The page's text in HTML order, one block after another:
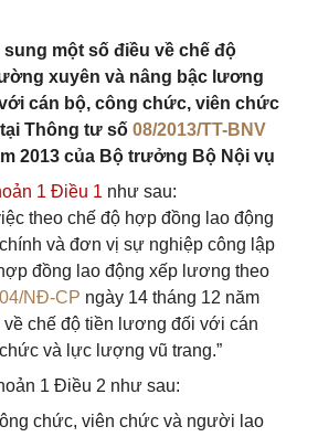
một số điều về chế độ
xuyên và nâng bậc lương
cán bộ, công chức, viên chức
Thông tư số 08/2013/TT-BNV
2013 của Bộ trưởng Bộ Nội vụ
1 Điều 1 như sau:
theo chế độ hợp đồng lao động
và đơn vị sự nghiệp công lập
đồng lao động xếp lương theo
NĐ-CP ngày 14 tháng 12 năm
về chế độ tiền lương đối với cán
và lực lượng vũ trang.”
1 Điều 2 như sau:
chức, viên chức và người lao